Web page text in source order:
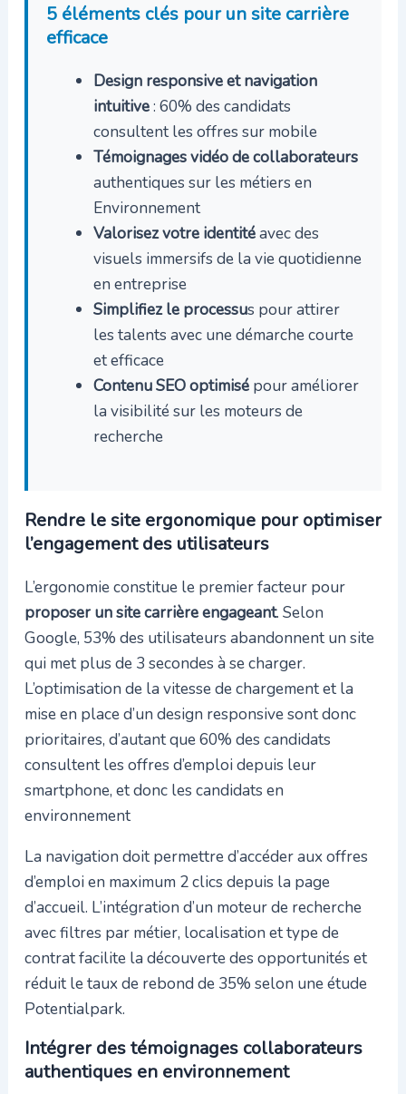
5 éléments clés pour un site carrière
efficace
Design responsive et navigation
intuitive: 60% des candidats
consultent les offres sur mobile
Témoignages vidéo de collaborateurs
authentiques sur les métiers en
Environnement
Valorisez votre identitéavec des
visuels immersifs de la vie quotidienne
en entreprise
Simplifiez le processus pour attirer
les talents avec une démarche courte
et efficace
Contenu SEO optimisépour améliorer
la visibilité sur les moteurs de
recherche
Rendre le site ergonomique pour optimiser
l’engagement des utilisateurs
L’ergonomie constitue le premier facteur pour
proposer un site carrière engageant. Selon
Google, 53% des utilisateurs abandonnent un site
qui met plus de 3 secondes à se charger.
L’optimisation de la vitesse de chargement et la
mise en place d’un design responsive sont donc
prioritaires, d’autant que 60% des candidats
consultent les offres d’emploi depuis leur
smartphone, et donc les candidats en
environnement
La navigation doit permettre d’accéder aux offres
d’emploi en maximum 2 clics depuis la page
d’accueil. L’intégration d’un moteur de recherche
avec filtres par métier, localisation et type de
contrat facilite la découverte des opportunités et
réduit le taux de rebond de 35% selon une étude
Potentialpark.
Intégrer des témoignages collaborateurs
authentiques en environnement